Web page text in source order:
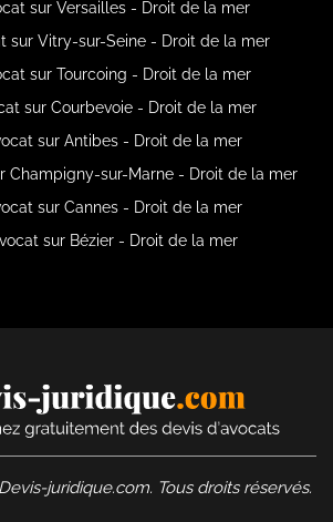
sur Versailles - Droit de la mer
sur Vitry-sur-Seine - Droit de la mer
sur Tourcoing - Droit de la mer
sur Courbevoie - Droit de la mer
sur Antibes - Droit de la mer
Champigny-sur-Marne - Droit de la mer
sur Cannes - Droit de la mer
sur Bézier - Droit de la mer
juridique.com. Tous droits réservés.